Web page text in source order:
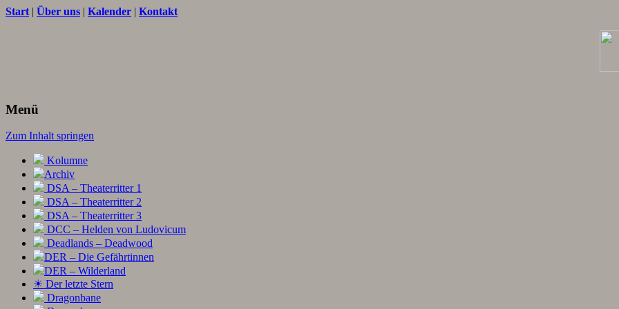
Start | Über uns | Kalender | Kontakt
Menü
Zum Inhalt springen
Kolumne
Archiv
DSA – Theaterritter 1
DSA – Theaterritter 2
DSA – Theaterritter 3
DCC – Helden von Ludovicum
Deadlands – Deadwood
DER – Die Gefährtinnen
DER – Wilderland
☀ Der letzte Stern
Dragonbane